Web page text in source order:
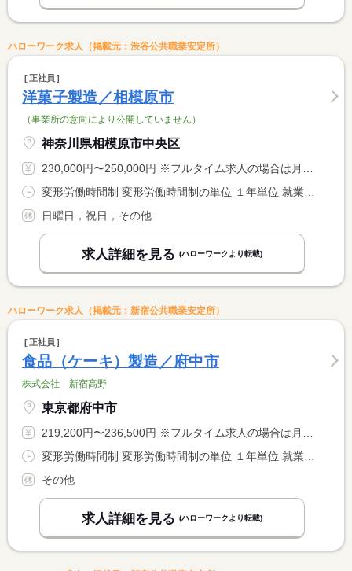
ハローワーク求人（掲載元：渋谷公共職業安定所）
正社員
洋菓子製造／相模原市
（事業所の意向により公開していません）
神奈川県相模原市中央区
230,000円〜250,000円 ※フルタイム求人の場合は月額（換算額）、パート求人の場合は時間額を表示しています。
変形労働時間制 変形労働時間制の単位 １年単位 就業時間１ 7時00分〜16時00分 就業時間に関する特記事項 １年単位の変形労働時間制により７：００〜１６：００（実働８時 <BR> 間） <BR> 休日は年間カレンダーによる
日曜日，祝日，その他
求人詳細を見る (ハローワークより転載)
ハローワーク求人（掲載元：新宿公共職業安定所）
正社員
食品（ケーキ）製造／府中市
株式会社 新宿高野
東京都府中市
219,200円〜236,500円 ※フルタイム求人の場合は月額（換算額）、パート求人の場合は時間額を表示しています。
変形労働時間制 変形労働時間制の単位 １年単位 就業時間１ 8時00分〜17時00分 就業時間２ 9時00分〜18時00分 就業時間に関する特記事項 （１）または（２）のシフト制
その他
求人詳細を見る (ハローワークより転載)